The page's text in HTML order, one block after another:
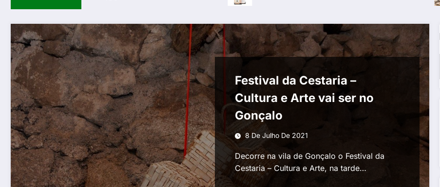
Festival da Cestaria –
Cultura e Arte vai ser no
Gonçalo
8 De Julho De 2021
Decorre na vila de Gonçalo o Festival da
Cestaria – Cultura e Arte, na tarde…